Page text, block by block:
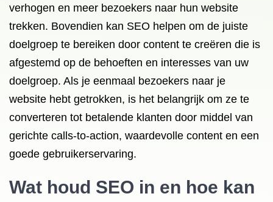
verhogen en meer bezoekers naar hun website
trekken. Bovendien kan SEO helpen om de juiste
doelgroep te bereiken door content te creëren die is
afgestemd op de behoeften en interesses van uw
doelgroep. Als je eenmaal bezoekers naar je
website hebt getrokken, is het belangrijk om ze te
converteren tot betalende klanten door middel van
gerichte calls-to-action, waardevolle content en een
goede gebruikerservaring.
Wat houd SEO in en hoe kan